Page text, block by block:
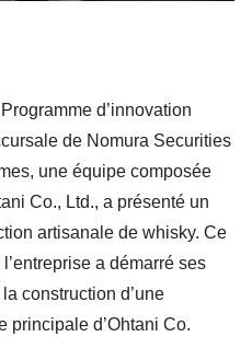
d’innovation
de Nomura Securities
une équipe composée
Co., Ltd., a présenté un
artisanale de whisky. Ce
a démarré ses
construction d’une
principale d’Ohtani Co.